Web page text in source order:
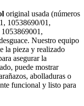
original usada (números
10538690/01,
Nuestro equipo
la pieza y realizado
asegurar la
puede mostrar
abolladuras o
funcional y listo para